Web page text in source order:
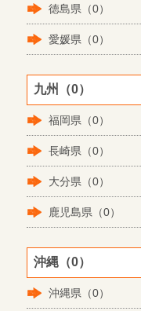
徳島県（0）
愛媛県（0）
九州（0）
福岡県（0）
長崎県（0）
大分県（0）
鹿児島県（0）
沖縄（0）
沖縄県（0）